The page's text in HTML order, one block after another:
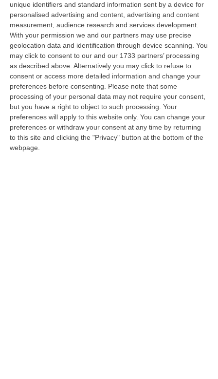
unique identifiers and standard information sent by a device for
personalised advertising and content, advertising and content
measurement, audience research and services development.
With your permission we and our partners may use precise
geolocation data and identification through device scanning. You
may click to consent to our and our 1733 partners’ processing
as described above. Alternatively you may click to refuse to
consent or access more detailed information and change your
preferences before consenting.
Please note that some
processing of your personal data may not require your consent,
but you have a right to object to such processing. Your
preferences will apply to this website only. You can change your
preferences or withdraw your consent at any time by returning
to this site and clicking the "Privacy" button at the bottom of the
webpage.
Francesca (classe 1983) e il “luogotenente”
Fabrizio Profenna (classe 1967), indagati per
usura, estorsione e abusivo esercizio del
credito. Gli investigatori, coordinati dalla Dda,
hanno ricostruito numerosi rapporti usurari
gestiti dai Romagnoli, che, nel caso di
mancata o ritardata restituzione del denaro,
estorcevano, unitamente a Profenna, con
minacce e violenza, i crediti che vantavano
dalle vittime. Emblematiche appaiono le
parole proferite da Romagnoli: «… io te pio a